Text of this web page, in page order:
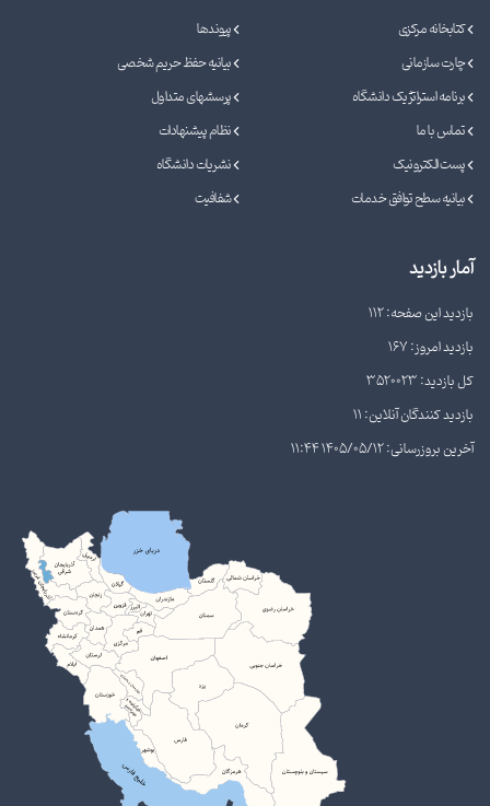
کتابخانه مرکزی
پیوندها
چارت سازمانی
بیانیه حفظ حریم شخصی
برنامه استراتژیک دانشگاه
پرسشهای متداول
تماس با ما
نظام پیشنهادات
پست الکترونیک
نشریات دانشگاه
بیانیه سطح توافق خدمات
شفافیت
آمار بازدید
بازدید این صفحه: 112
بازدید امروز: 167
کل بازدید: 3520023
بازدید کنندگان آنلاین: 11
آخرین بروزرسانی: 1405/05/12 11:44